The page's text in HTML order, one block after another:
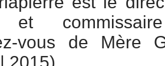
et
vous de Mère